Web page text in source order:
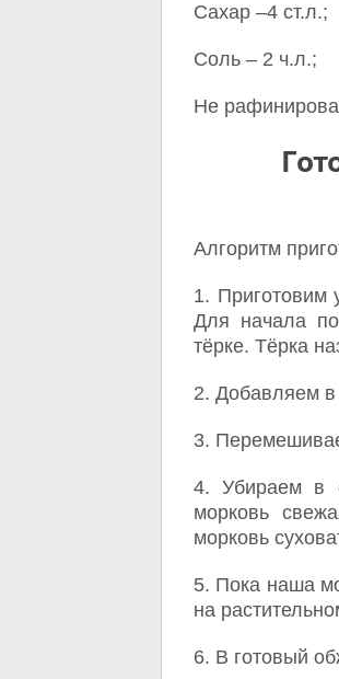
Сахар –4 ст.л.;
Соль – 2 ч.л.;
Не
Алгоритм
1. Приготовим
Для начала
тёрке. Тёрка
2. Добавляем в
3.
4. Убираем в
морковь
морковь
5. Пока наша
на
6. В готовый